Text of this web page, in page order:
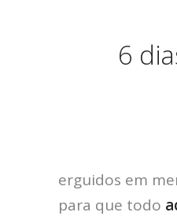
6
erguidos em
para que todo